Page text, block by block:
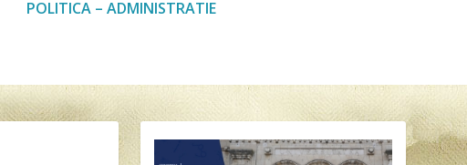
POLITICA – ADMINISTRATIE